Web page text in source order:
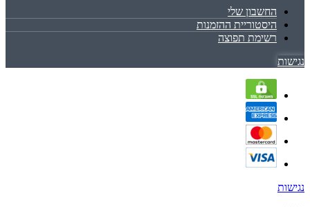
החשבון שלי
היסטוריית ההזמנות
רשימת תפוצה
נגישות
נגישות